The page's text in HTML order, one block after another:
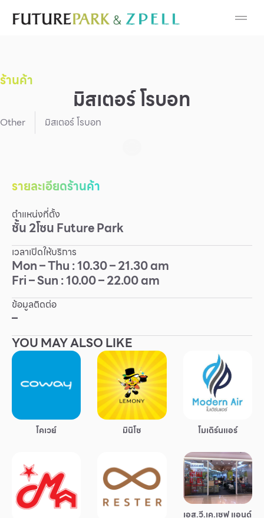
Cosmetic
Fashion
Food
Gold & Jewelry
IT
Mobile
Other
Service
Superstores
สมาชิก F-MEMBER
กิจกรรมและโปรโมชั่น
สำหรับนักท่องเที่ยว
มีอะไรใหม่
ร้านค้า
มิสเตอร์ โรบอท
Other มิสเตอร์ โรบอท
รายละเอียดร้านค้า
ตำแหน่งที่ตั้ง
ชั้น2โซนFuture Park
เวลาเปิดให้บริการ
Mon – Thu : 10.30 – 21.30 am
Fri – Sun : 10.00 – 22.00 am
ข้อมูลติดต่อ
–
YOU MAY ALSO LIKE
โคเวย์ มินิโซ โมเดิร์นแอร์
เอส.วี.เค.เซฟ แอนด์